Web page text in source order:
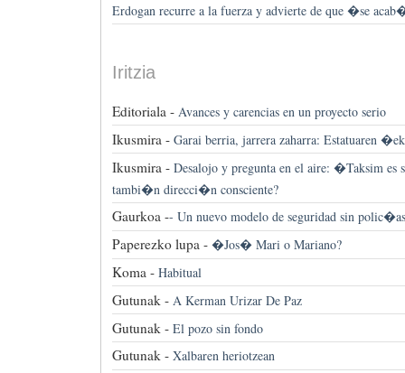
Erdogan recurre a la fuerza y advierte de que �se
Iritzia
Editoriala - Avances y carencias en un proyecto serio
Ikusmira - Garai berria, jarrera zaharra: Estatuaren
Ikusmira - Desalojo y pregunta en el aire: �Taksim es
tambi�n direcci�n consciente?
Gaurkoa -- Un nuevo modelo de seguridad sin polic�as
Paperezko lupa - �Jos� Mari o Mariano?
Koma - Habitual
Gutunak - A Kerman Urizar De Paz
Gutunak - El pozo sin fondo
Gutunak - Xalbaren heriotzean